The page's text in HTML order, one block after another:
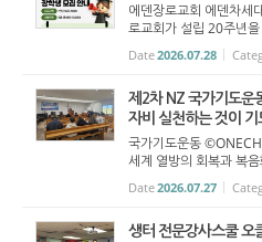
에덴장로교회 에덴차세
로교회가 설립 20주년
를 이끌어 갈 학생을 지
장학생을 모집한다. 장
Date2026.07.28
제2차 NZ 국가기도운
자비 실천하는 것이 기
국가기도운동
세계 열방의 회복과 복
(회장 선우형식 목사)
열렸다. 선우형식 목사
Date2026.07.27
생터 전문강사스쿨